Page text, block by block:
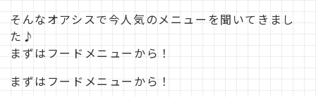
そんなオアシスで今人気のメニューを聞いてきまし
た♪
まずはフードメニューから！
まずはフードメニューから！